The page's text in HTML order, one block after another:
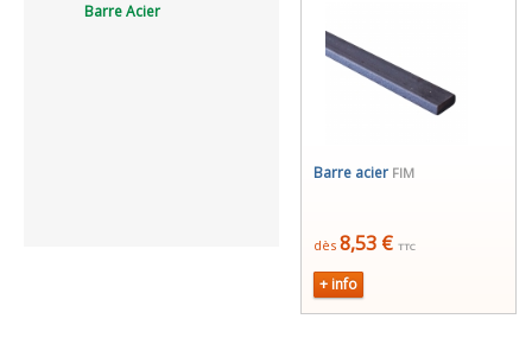
Barre Acier
Barre acier FIM
dès 8,53 € TTC
+ info